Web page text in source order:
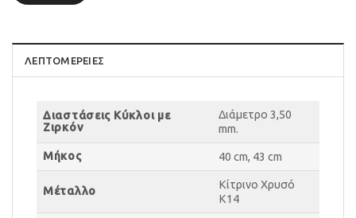
ΛΕΠΤΟΜΈΡΕΙΕΣ
Διαστάσεις Κύκλοι με
Ζιρκόν
Διάμετρο 3,50
mm.
Μήκος 40 cm, 43 cm
Μέταλλο
Κίτρινο Χρυσό
Κ14